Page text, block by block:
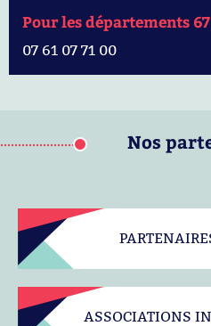
Pour les départements
07 61 07 71 00
Nos
ASSOCIATIONS